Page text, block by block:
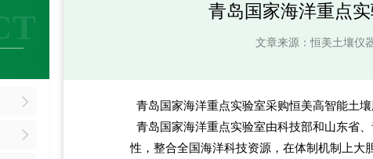
——
青岛国家海洋重点
文章来源：恒美土壤仪
青岛国家海洋重点实验室采购恒美高智能土壤
青岛国家海洋重点实验室由科技部和山东省
性，整合全国海洋科技资源，在体制机制上大